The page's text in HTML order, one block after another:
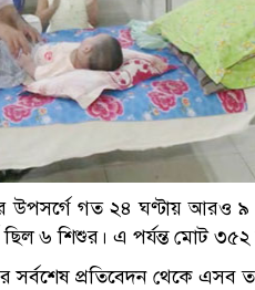
ছবি : সংগৃহীত
উপসর্গে গত ২৪ ঘণ্টায় আরও ৯
ছিল ৬ শিশুর। এ পর্যন্ত মোট
সর্বশেষ প্রতিবেদন থেকে এসব